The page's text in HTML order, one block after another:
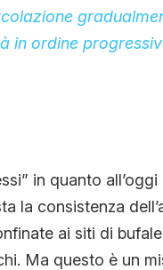
in ordine
in quanto
la consistenza
ai siti di
Ma questo è un